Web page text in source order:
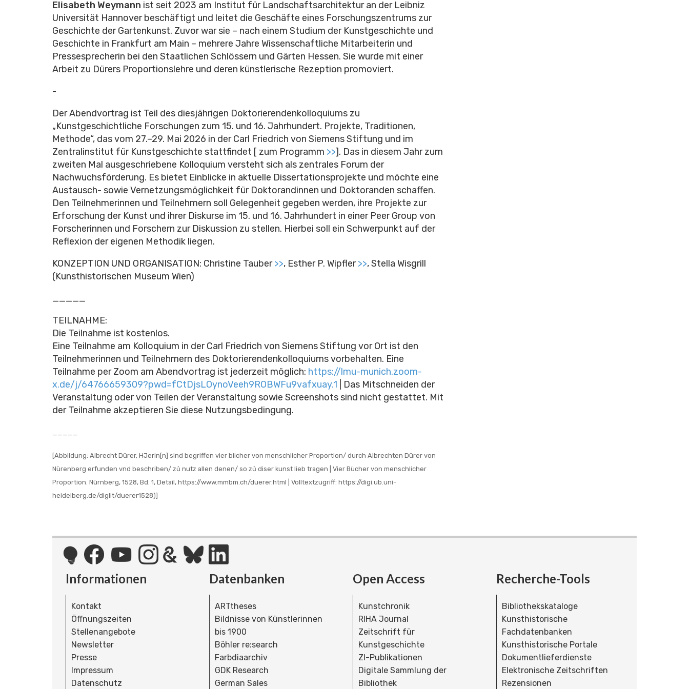
Elisabeth Weymann ist seit 2023 am Institut für Landschaftsarchitektur an der Leibniz
Universität Hannover beschäftigt und leitet die Geschäfte eines Forschungszentrums zur
Geschichte der Gartenkunst. Zuvor war sie – nach einem Studium der Kunstgeschichte und
Geschichte in Frankfurt am Main – mehrere Jahre Wissenschaftliche Mitarbeiterin und
Pressesprecherin bei den Staatlichen Schlössern und Gärten Hessen. Sie wurde mit einer
Arbeit zu Dürers Proportionslehre und deren künstlerische Rezeption promoviert.
-
Der Abendvortrag ist Teil des diesjährigen Doktorierendenkolloquiums zu
„Kunstgeschichtliche Forschungen zum 15. und 16. Jahrhundert. Projekte, Traditionen,
Methode“, das vom 27.–29. Mai 2026 in der Carl Friedrich von Siemens Stiftung und im
Zentralinstitut für Kunstgeschichte stattfindet [ zum Programm >>]. Das in diesem Jahr zum
zweiten Mal ausgeschriebene Kolloquium versteht sich als zentrales Forum der
Nachwuchsförderung. Es bietet Einblicke in aktuelle Dissertationsprojekte und möchte eine
Austausch- sowie Vernetzungsmöglichkeit für Doktorandinnen und Doktoranden schaffen.
Den Teilnehmerinnen und Teilnehmern soll Gelegenheit gegeben werden, ihre Projekte zur
Erforschung der Kunst und ihrer Diskurse im 15. und 16. Jahrhundert in einer Peer Group von
Forscherinnen und Forschern zur Diskussion zu stellen. Hierbei soll ein Schwerpunkt auf der
Reflexion der eigenen Methodik liegen.
KONZEPTION UND ORGANISATION: Christine Tauber>>, Esther P. Wipfler >>, Stella Wisgrill
(Kunsthistorischen Museum Wien)
_____
TEILNAHME:
Die Teilnahme ist kostenlos.
Eine Teilnahme am Kolloquium in der Carl Friedrich von Siemens Stiftung vor Ort ist den
Teilnehmerinnen und Teilnehmern des Doktorierendenkolloquiums vorbehalten. Eine
Teilnahme per Zoom am Abendvortrag ist jederzeit möglich: https://lmu-munich.zoom-
x.de/j/64766659309?pwd=fCtDjsLOynoVeeh9ROBWFu9vafxuay.1 | Das Mitschneiden der
Veranstaltung oder von Teilen der Veranstaltung sowie Screenshots sind nicht gestattet. Mit
der Teilnahme akzeptieren Sie diese Nutzungsbedingung.
_____
[Abbildung: Albrecht Dürer, HJerin[n] sind begriffen vier biicher von menschlicher Proportion/ durch Albrechten Dürer von
Nürenberg erfunden vnd beschriben/ zů nutz allen denen/ so zů diser kunst lieb tragen | Vier Bücher von menschlicher
Proportion. Nürnberg, 1528, Bd. 1, Detail, https://www.mmbm.ch/duerer.html | Volltextzugriff: https://digi.ub.uni-
heidelberg.de/diglit/duerer1528)]
Informationen
Kontakt
Öffnungszeiten
Stellenangebote
Newsletter
Presse
Impressum
Datenschutz
Datenbanken
ARTtheses
Bildnisse von Künstlerinnen
bis 1900
Böhler re:search
Farbdiaarchiv
GDK Research
German Sales
Open Access
Kunstchronik
RIHA Journal
Zeitschrift für
Kunstgeschichte
ZI-Publikationen
Digitale Sammlung der
Bibliothek
Recherche-Tools
Bibliothekskataloge
Kunsthistorische
Fachdatenbanken
Kunsthistorische Portale
Dokumentlieferdienste
Elektronische Zeitschriften
Rezensionen